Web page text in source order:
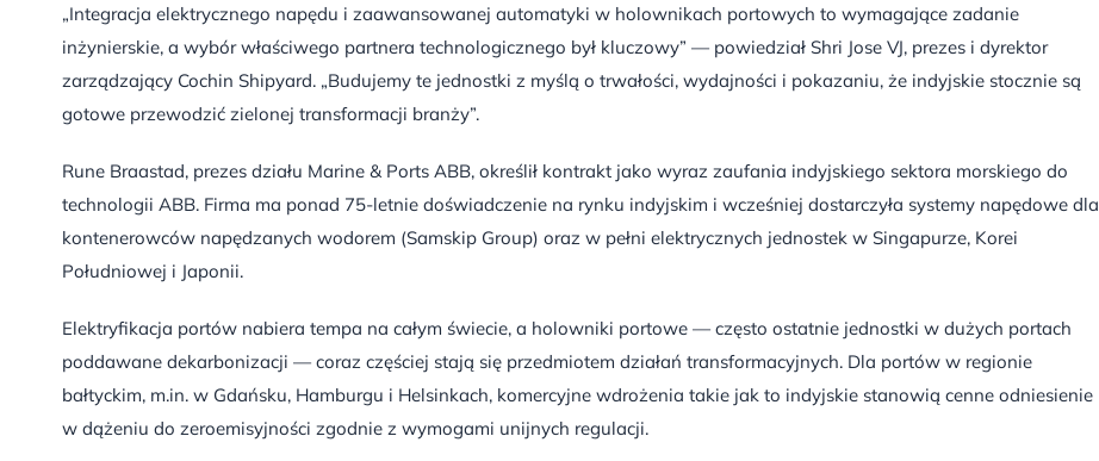
„Integracja elektrycznego napędu i zaawansowanej automatyki w holownikach portowych to wymagające zadanie
inżynierskie, a wybór właściwego partnera technologicznego był kluczowy” — powiedział Shri Jose VJ, prezes i dyrektor
zarządzający Cochin Shipyard. „Budujemy te jednostki z myślą o trwałości, wydajności i pokazaniu, że indyjskie stocznie są
gotowe przewodzić zielonej transformacji branży”.
Rune Braastad, prezes działu Marine & Ports ABB, określił kontrakt jako wyraz zaufania indyjskiego sektora morskiego do
technologii ABB. Firma ma ponad 75-letnie doświadczenie na rynku indyjskim i wcześniej dostarczyła systemy napędowe dla
kontenerowców napędzanych wodorem (Samskip Group) oraz w pełni elektrycznych jednostek w Singapurze, Korei
Południowej i Japonii.
Elektryfikacja portów nabiera tempa na całym świecie, a holowniki portowe — często ostatnie jednostki w dużych portach
poddawane dekarbonizacji — coraz częściej stają się przedmiotem działań transformacyjnych. Dla portów w regionie
bałtyckim, m.in. w Gdańsku, Hamburgu i Helsinkach, komercyjne wdrożenia takie jak to indyjskie stanowią cenne odniesienie
w dążeniu do zeroemisyjności zgodnie z wymogami unijnych regulacji.